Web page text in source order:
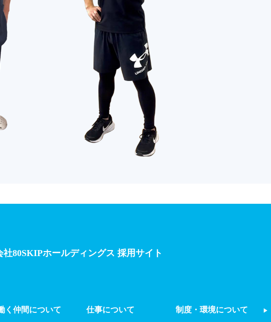
社80SKIPホールディングス 採用サイト
く仲間について 仕事について 制度・環境について